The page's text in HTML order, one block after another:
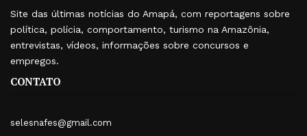
Site das últimas notícias do Amapá, com reportagens sobre
política, polícia, comportamento, turismo na Amazônia,
entrevistas, vídeos, informações sobre concursos e
empregos.
CONTATO
selesnafes@gmail.com